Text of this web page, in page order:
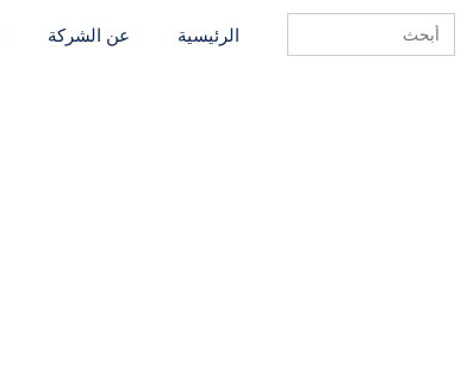
Search
for:
الرئيسية عن الشركة